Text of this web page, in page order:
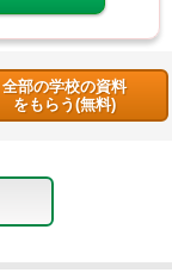
全部の学校の資料
をもらう(無料)